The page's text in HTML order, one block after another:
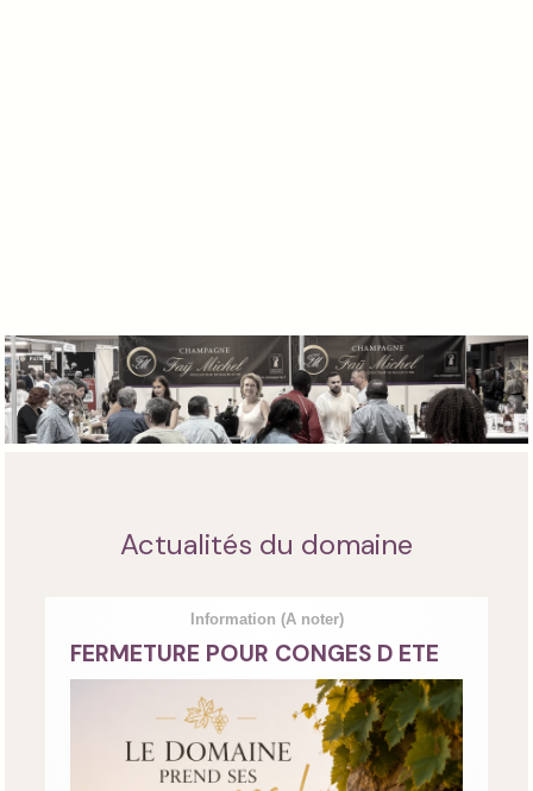
Actualités du domaine
Information (A noter)
FERMETURE POUR CONGES D ETE